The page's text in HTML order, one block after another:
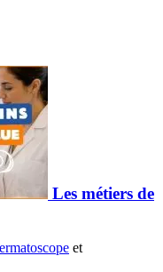
Les métiers de
et